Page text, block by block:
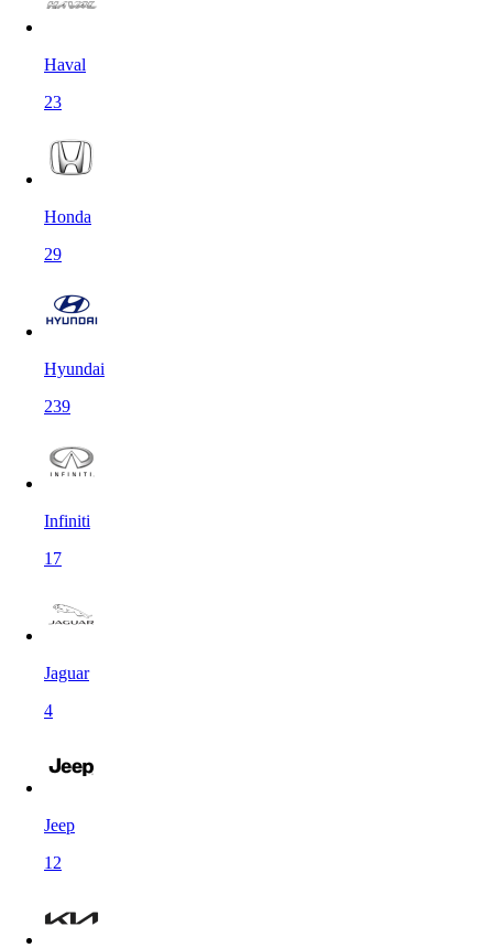
Haval
23
Honda
29
Hyundai
239
Infiniti
17
Jaguar
4
Jeep
12